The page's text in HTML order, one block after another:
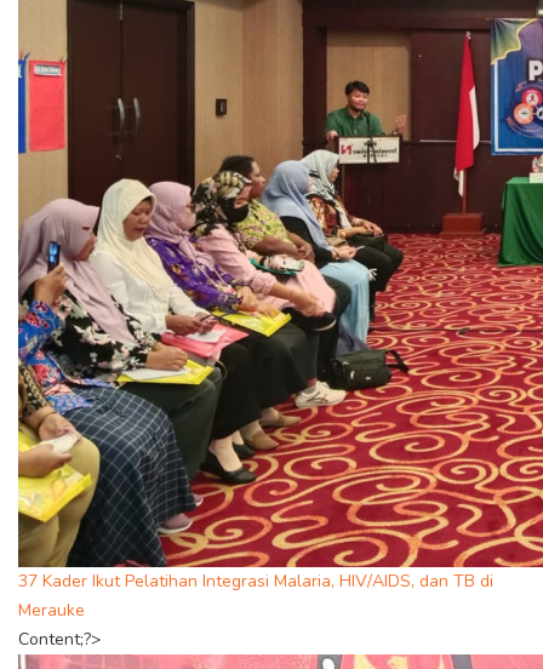
37 Kader Ikut Pelatihan Integrasi Malaria, HIV/AIDS, dan TB di
Merauke
Content;?>